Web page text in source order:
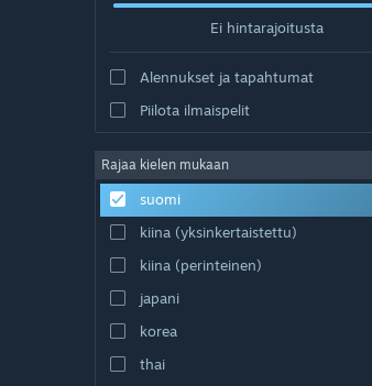
Ei hintarajoitusta
Alennukset ja tapahtumat
Piilota ilmaispelit
Rajaa kielen mukaan
suomi
kiina (yksinkertaistettu)
kiina (perinteinen)
japani
korea
thai